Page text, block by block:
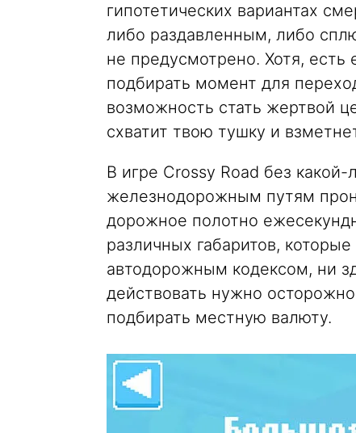
гипотетических вариантах
либо раздавленным, либо
не предусмотрено. Хотя,
подбирать момент для
возможность стать жертвой
схватит твою тушку и
В игре Crossy Road без
железнодорожным путям
дорожное полотно
различных габаритов,
автодорожным кодексом, ни
действовать нужно
подбирать местную валюту.